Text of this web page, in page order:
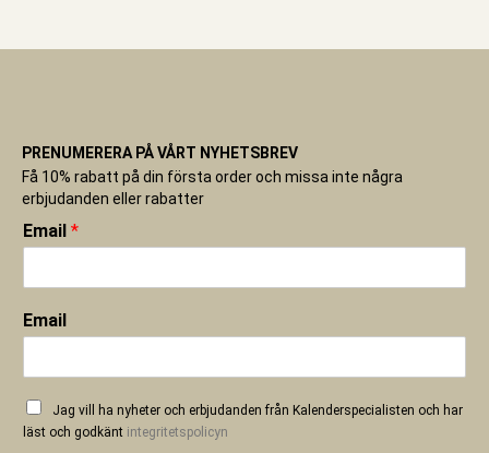
PRENUMERERA PÅ VÅRT NYHETSBREV
Få 10% rabatt på din första order och missa inte några
erbjudanden eller rabatter
Email *
Email
Jag vill ha nyheter och erbjudanden från Kalenderspecialisten och har
läst och godkänt integritetspolicyn